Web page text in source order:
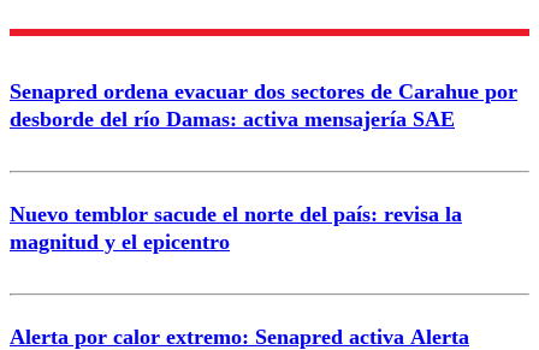
Nombre
Correo
Senapred ordena evacuar dos sectores de Carahue por
desborde del río Damas: activa mensajería SAE
Nuevo temblor sacude el norte del país: revisa la
magnitud y el epicentro
Alerta por calor extremo: Senapred activa Alerta